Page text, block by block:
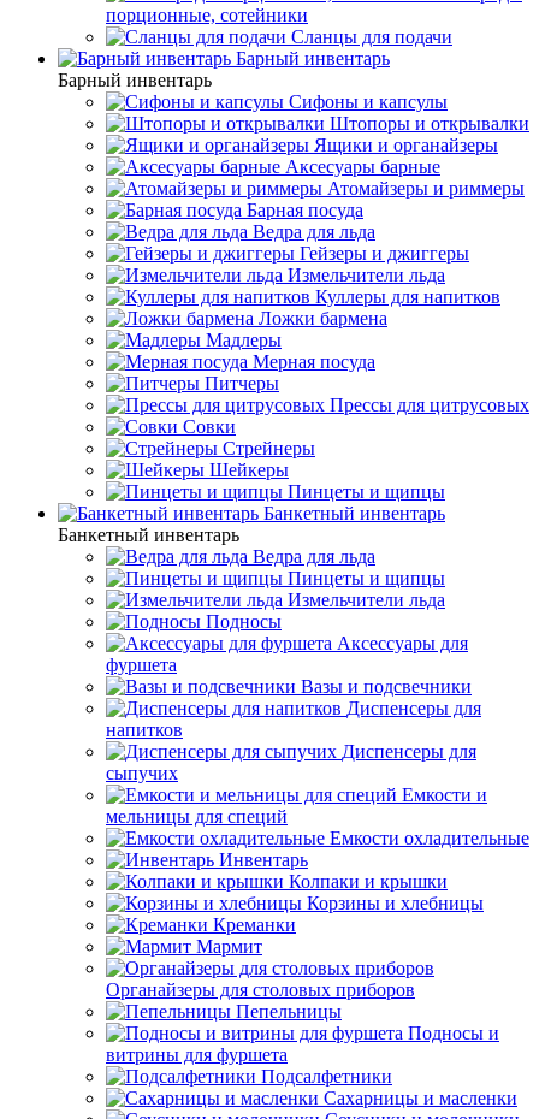
порционные, сотейники
Сланцы для подачи
Барный инвентарь
Барный инвентарь
Сифоны и капсулы
Штопоры и открывалки
Ящики и органайзеры
Аксесуары барные
Атомайзеры и риммеры
Барная посуда
Ведра для льда
Гейзеры и джиггеры
Измельчители льда
Куллеры для напитков
Ложки бармена
Мадлеры
Мерная посуда
Питчеры
Прессы для цитрусовых
Совки
Стрейнеры
Шейкеры
Пинцеты и щипцы
Банкетный инвентарь
Банкетный инвентарь
Ведра для льда
Пинцеты и щипцы
Измельчители льда
Подносы
Аксессуары для
фуршета
Вазы и подсвечники
Диспенсеры для
напитков
Диспенсеры для
сыпучих
Емкости и
мельницы для специй
Емкости охладительные
Инвентарь
Колпаки и крышки
Корзины и хлебницы
Креманки
Мармит
Органайзеры для столовых приборов
Пепельницы
Подносы и
витрины для фуршета
Подсалфетники
Сахарницы и масленки